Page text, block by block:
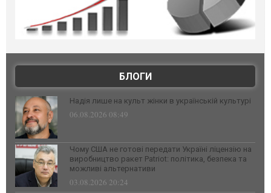
БЛОГИ
Надія лише на культ жінки в українській культурі
06.08.2026 08:49
Чому США не готові передати Україні ліцензію на
виробництво ракет Patriot: політика, безпека та
можливі альтернативи
03.08.2026 20:24